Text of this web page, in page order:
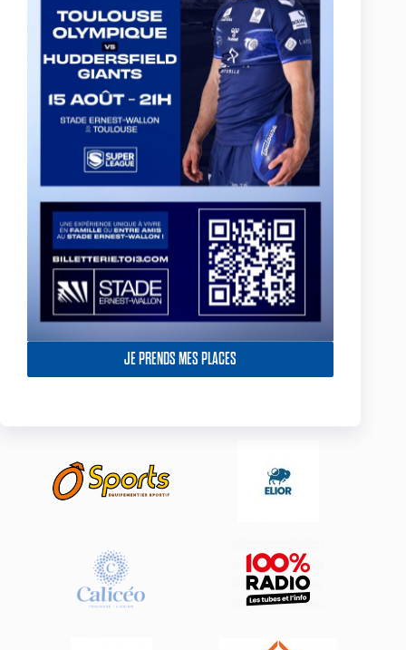
JE PRENDS MES PLACES
Les formations de Championship intègrent donc la
compétition au 3èmetour. Les équipes de Championship
font leur entrée au tour suivant tandis que les pensionnaires
de Super League font leur apparition à partir du 5ème
de finale). La finale se joue au mythique Stade de
Wembley (Londres), généralement archi comble (en
moyenne 80 000 spectateurs environ).
Commence en janvier et se termine fin juillet.